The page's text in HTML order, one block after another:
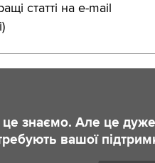
статті на e-mail
це знаємо. Але це
вашої